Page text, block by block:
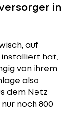
in
auf
installiert hat,
von ihrem
also
dem Netz
noch 800